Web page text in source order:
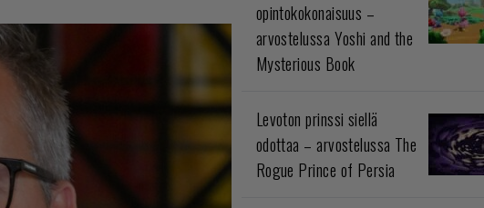
opintokokonaisuus –
arvostelussa Yoshi and the
Mysterious Book
Levoton prinssi siellä
odottaa – arvostelussa The
Rogue Prince of Persia